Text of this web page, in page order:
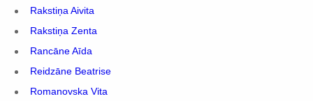
Rakstiņa Aivita
Rakstiņa Zenta
Rancāne Aīda
Reidzāne Beatrise
Romanovska Vita